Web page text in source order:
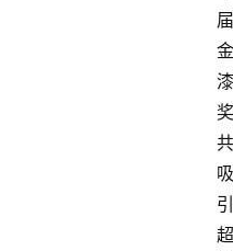
届
金
漆
奖
共
吸
引
超